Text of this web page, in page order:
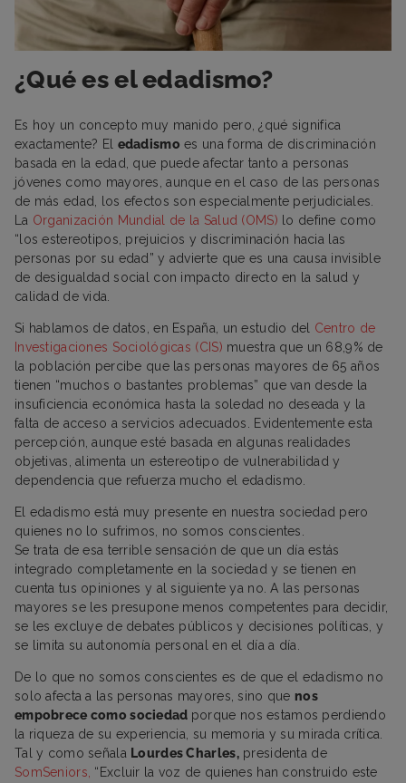
¿Qué es el edadismo?
Es hoy un concepto muy manido pero, ¿qué significa
exactamente? El edadismo es una forma de discriminación
basada en la edad, que puede afectar tanto a personas
jóvenes como mayores, aunque en el caso de las personas
de más edad, los efectos son especialmente perjudiciales.
La Organización Mundial de la Salud (OMS) lo define como
“los estereotipos, prejuicios y discriminación hacia las
personas por su edad” y advierte que es una causa invisible
de desigualdad social con impacto directo en la salud y
calidad de vida.
Si hablamos de datos, en España, un estudio del Centro de
Investigaciones Sociológicas (CIS) muestra que un 68,9% de
la población percibe que las personas mayores de 65 años
tienen “muchos o bastantes problemas” que van desde la
insuficiencia económica hasta la soledad no deseada y la
falta de acceso a servicios adecuados. Evidentemente esta
percepción, aunque esté basada en algunas realidades
objetivas, alimenta un estereotipo de vulnerabilidad y
dependencia que refuerza mucho el edadismo.
El edadismo está muy presente en nuestra sociedad pero
quienes no lo sufrimos, no somos conscientes.
Se trata de esa terrible sensación de que un día estás
integrado completamente en la sociedad y se tienen en
cuenta tus opiniones y al siguiente ya no. A las personas
mayores se les presupone menos competentes para decidir,
se les excluye de debates públicos y decisiones políticas, y
se limita su autonomía personal en el día a día.
De lo que no somos conscientes es de que el edadismo no
solo afecta a las personas mayores, sino que nos
empobrece como sociedad porque nos estamos perdiendo
la riqueza de su experiencia, su memoria y su mirada crítica.
Tal y como señala Lourdes Charles,presidenta de
SomSeniors, “Excluir la voz de quienes han construido este